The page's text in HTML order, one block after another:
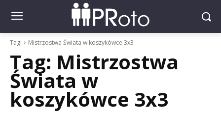
Tagi Mistrzostwa Świata w koszykówce 3x3
Tag: Mistrzostwa
Świata w
koszykówce 3x3